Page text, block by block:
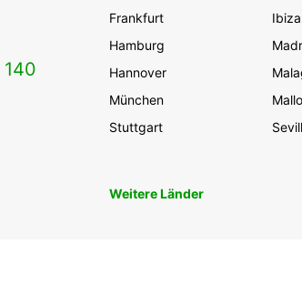
140
Frankfurt
Hamburg
Hannover
München
Stuttgart
Ibiza
Weitere Länder